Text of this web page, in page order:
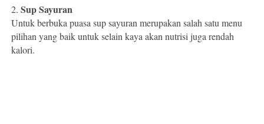
2.Sup Sayuran
Untuk berbuka puasa sup sayuran merupakan salah satu menu
pilihan yang baik untuk selain kaya akan nutrisi juga rendah
kalori.